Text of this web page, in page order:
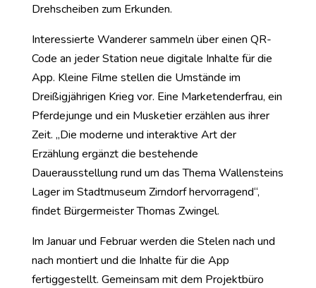
Drehscheiben zum Erkunden.
Interessierte Wanderer sammeln über einen QR-
Code an jeder Station neue digitale Inhalte für die
App. Kleine Filme stellen die Umstände im
Dreißigjährigen Krieg vor. Eine Marketenderfrau, ein
Pferdejunge und ein Musketier erzählen aus ihrer
Zeit. „Die moderne und interaktive Art der
Erzählung ergänzt die bestehende
Dauerausstellung rund um das Thema Wallensteins
Lager im Stadtmuseum Zirndorf hervorragend“,
findet Bürgermeister Thomas Zwingel.
Im Januar und Februar werden die Stelen nach und
nach montiert und die Inhalte für die App
fertiggestellt. Gemeinsam mit dem Projektbüro